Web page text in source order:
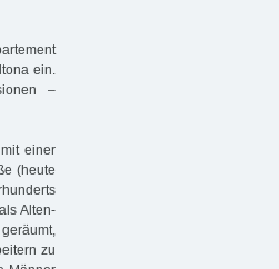
ein.
–
einer
(heute
Alten-
zu